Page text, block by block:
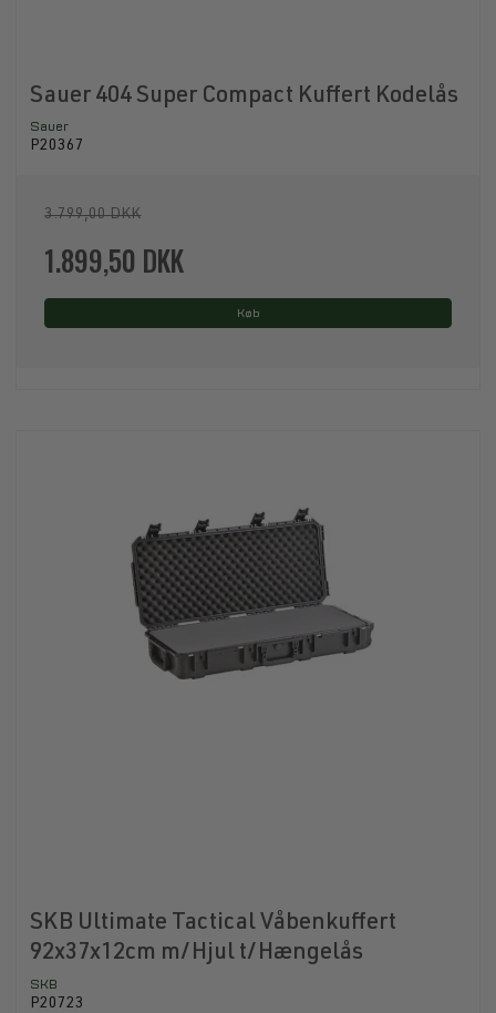
Sauer 404 Super Compact Kuffert Kodelås
Sauer
P20367
3.799,00 DKK
1.899,50 DKK
Køb
SKB Ultimate Tactical Våbenkuffert
92x37x12cm m/Hjul t/Hængelås
SKB
P20723